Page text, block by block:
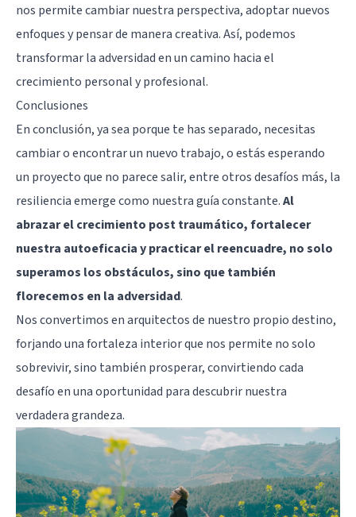
nos permite cambiar nuestra perspectiva, adoptar nuevos
enfoques y pensar de manera creativa. Así, podemos
transformar la adversidad en un camino hacia el
crecimiento personal y profesional.
Conclusiones
En conclusión, ya sea porque te has separado, necesitas
cambiar o encontrar un nuevo trabajo, o estás esperando
un proyecto que no parece salir, entre otros desafíos más, la
resiliencia emerge como nuestra guía constante.Al
abrazar el crecimiento post traumático, fortalecer
nuestra autoeficacia y practicar el reencuadre, no solo
superamos los obstáculos, sino que también
florecemos en la adversidad.
Nos convertimos en arquitectos de nuestro propio destino,
forjando una fortaleza interior que nos permite no solo
sobrevivir, sino también prosperar, convirtiendo cada
desafío en una oportunidad para descubrir nuestra
verdadera grandeza.